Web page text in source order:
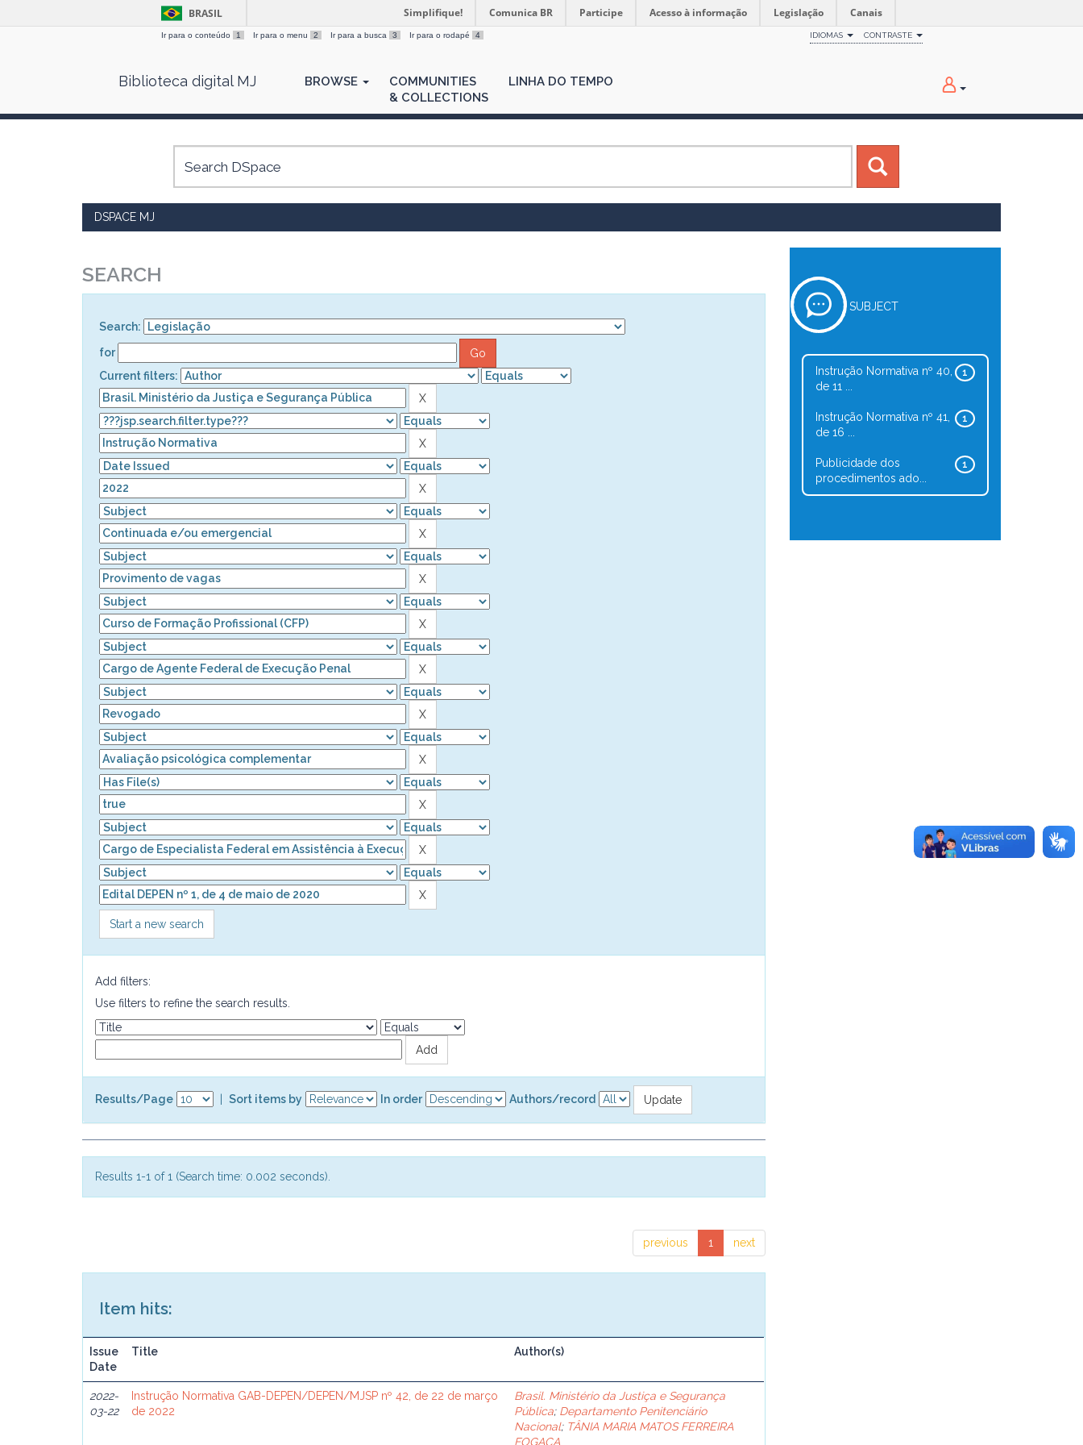
BRASIL Simplifique! Comunica BR Participe Acesso à informação Legislação Canais
Ir para o conteúdo 1 Ir para o menu 2 Ir para a busca 3 Ir para o rodapé 4 IDIOMAS CONTRASTE
Biblioteca digital MJ BROWSE
COMMUNITIES
& COLLECTIONS
LINHA DO TEMPO
DSPACE MJ
SEARCH
Search:
for
Current filters:
Start a new search
Add filters:
Use filters to refine the search results.
Results/Page Sort items by In order Authors/record
Results 1-1 of 1 (Search time: 0.002 seconds).
previous 1 next
Item hits:
Issue
Date
Title Author(s)
2022-
03-22
Instrução Normativa GAB-DEPEN/DEPEN/MJSP nº 42, de 22 de março
de 2022
Brasil. Ministério da Justiça e Segurança
Pública; Departamento Penitenciário
Nacional; TÂNIA MARIA MATOS FERREIRA
FOGAÇA
SUBJECT
1
Instrução Normativa nº 40,
de 11 ...
1
Instrução Normativa nº 41,
de 16 ...
1
Publicidade dos
procedimentos ado...